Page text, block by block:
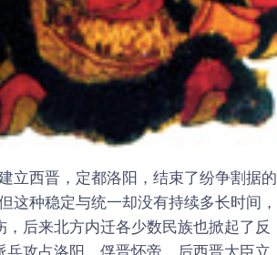
立西晋，定都洛阳，结束了纷争割据的
这种稳定与统一却没有持续多长时间，
，后来北方内迁各少数民族也掀起了反
攻占洛阳，俘晋怀帝，后西晋大臣立